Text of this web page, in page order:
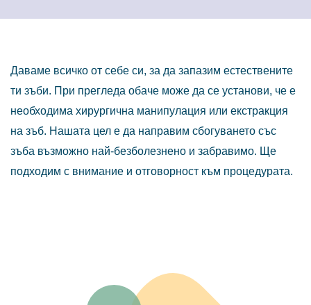
Даваме всичко от себе си, за да запазим естествените
ти зъби. При прегледа обаче може да се установи, че е
необходима хирургична манипулация или екстракция
на зъб. Нашата цел е да направим сбогуването със
зъба възможно най-безболезнено и забравимо. Ще
подходим с внимание и отговорност към процедурата.